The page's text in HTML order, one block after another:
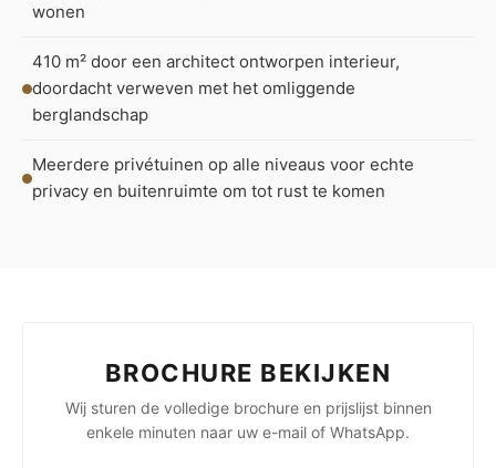
wonen
410 m² door een architect ontworpen interieur,
doordacht verweven met het omliggende
berglandschap
Meerdere privétuinen op alle niveaus voor echte
privacy en buitenruimte om tot rust te komen
BROCHURE BEKIJKEN
Wij sturen de volledige brochure en prijslijst binnen
enkele minuten naar uw e-mail of WhatsApp.